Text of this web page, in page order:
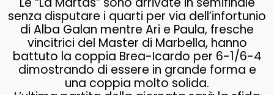
senza disputare i quarti per via dell’infortunio
di Alba Galan mentre Ari e Paula, fresche
vincitrici del Master di Marbella, hanno
battuto la coppia Brea-Icardo per 6-1/6-4
dimostrando di essere in grande forma e
una coppia molto solida.